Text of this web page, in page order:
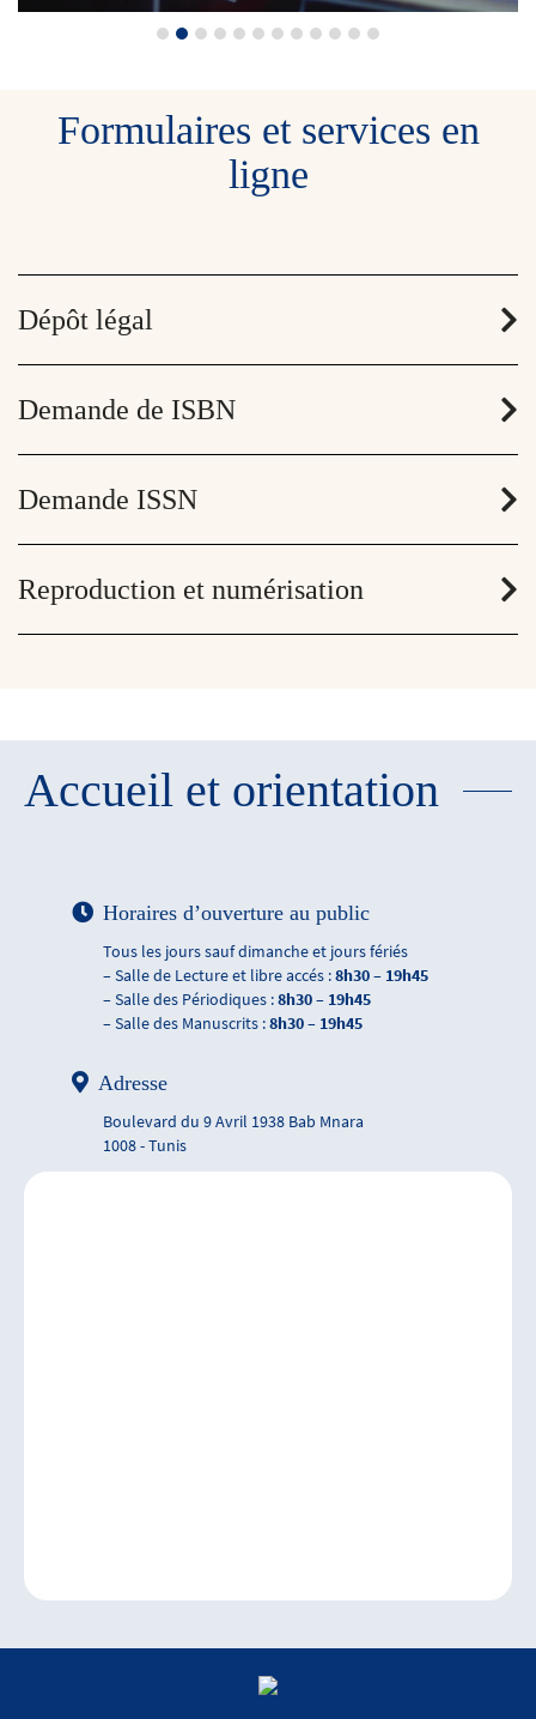
Formulaires et services en
ligne
Dépôt légal
Demande de ISBN
Demande ISSN
Reproduction et numérisation
Accueil et orientation
Horaires d’ouverture au public
Tous les jours sauf dimanche et jours fériés
– Salle de Lecture et libre accés :8h30 – 19h45
– Salle des Périodiques :8h30 – 19h45
– Salle des Manuscrits :8h30 – 19h45
Adresse
Boulevard du 9 Avril 1938 Bab Mnara
1008 - Tunis